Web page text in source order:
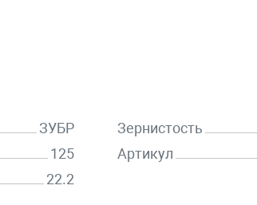
ЗУБР
125
22.2
Зернистость
Артикул